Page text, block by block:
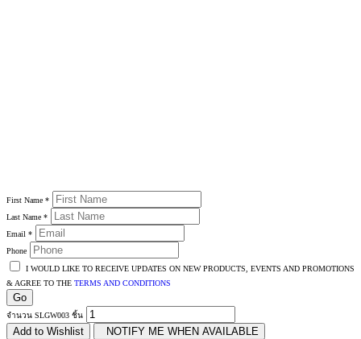
First Name *
Last Name *
Email *
Phone
I WOULD LIKE TO RECEIVE UPDATES ON NEW PRODUCTS, EVENTS AND PROMOTIONS
& AGREE TO THE TERMS AND CONDITIONS
Go
จำนวน SLGW003 ชิ้น
Add to Wishlist NOTIFY ME WHEN AVAILABLE